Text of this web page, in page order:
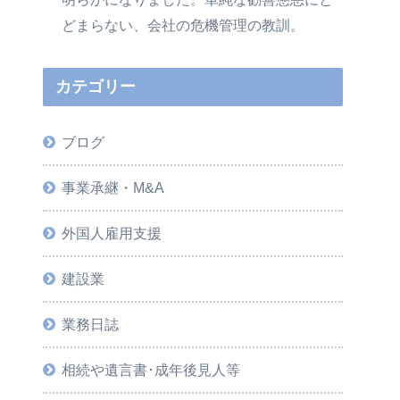
どまらない、会社の危機管理の教訓。
カテゴリー
ブログ
事業承継・M&A
外国人雇用支援
建設業
業務日誌
相続や遺言書･成年後見人等